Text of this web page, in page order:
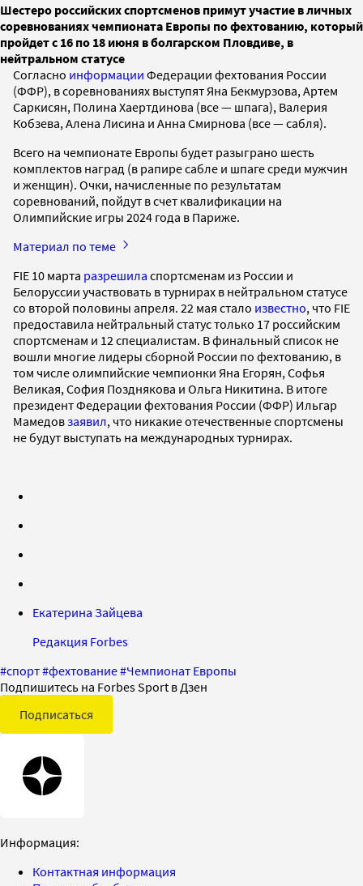
Шестеро российских спортсменов примут участие в личных
соревнованиях чемпионата Европы по фехтованию, который
пройдет с 16 по 18 июня в болгарском Пловдиве, в
нейтральном статусе
Согласно информации Федерации фехтования России
(ФФР), в соревнованиях выступят Яна Бекмурзова, Артем
Саркисян, Полина Хаертдинова (все — шпага), Валерия
Кобзева, Алена Лисина и Анна Смирнова (все — сабля).
Всего на чемпионате Европы будет разыграно шесть
комплектов наград (в рапире сабле и шпаге среди мужчин
и женщин). Очки, начисленные по результатам
соревнований, пойдут в счет квалификации на
Олимпийские игры 2024 года в Париже.
Материал по теме
FIE 10 марта разрешила спортсменам из России и
Белоруссии участвовать в турнирах в нейтральном статусе
со второй половины апреля. 22 мая стало известно, что FIE
предоставила нейтральный статус только 17 российским
спортсменам и 12 специалистам. В финальный список не
вошли многие лидеры сборной России по фехтованию, в
том числе олимпийские чемпионки Яна Егорян, Софья
Великая, София Позднякова и Ольга Никитина. В итоге
президент Федерации фехтования России (ФФР) Ильгар
Мамедовзаявил, что никакие отечественные спортсмены
не будут выступать на международных турнирах.
Екатерина Зайцева
Редакция Forbes
#спорт#фехтование#Чемпионат Европы
Подпишитесь на Forbes Sport в Дзен
Подписаться
Информация:
Контактная информация